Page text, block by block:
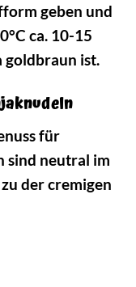
geben und
ca. 10-15
goldbraun ist.
für
sind neutral im
der cremigen